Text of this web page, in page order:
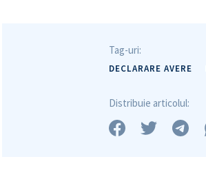
Tag-uri:
DECLARARE AVERE
Distribuie articolul: